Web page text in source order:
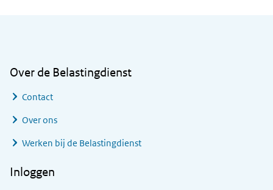
Over de Belastingdienst
Contact
Over ons
Werken bij de Belastingdienst
Inloggen